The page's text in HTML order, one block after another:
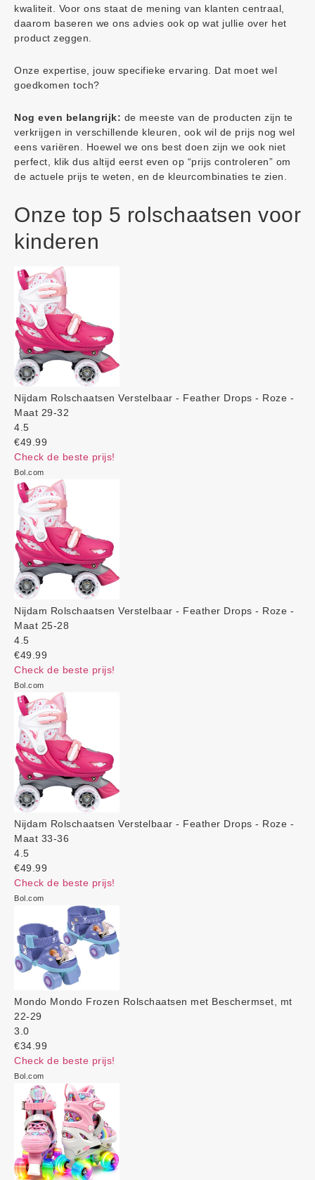
kwaliteit. Voor ons staat de mening van klanten centraal,
daarom baseren we ons advies ook op wat jullie over het
product zeggen.
Onze expertise, jouw specifieke ervaring. Dat moet wel
goedkomen toch?
Nog even belangrijk: de meeste van de producten zijn te
verkrijgen in verschillende kleuren, ook wil de prijs nog wel
eens variëren. Hoewel we ons best doen zijn we ook niet
perfect, klik dus altijd eerst even op “prijs controleren” om
de actuele prijs te weten, en de kleurcombinaties te zien.
Onze top 5 rolschaatsen voor
kinderen
Nijdam Rolschaatsen Verstelbaar - Feather Drops - Roze -
Maat 29-32
4.5
€49.99
Check de beste prijs!
Bol.com
Nijdam Rolschaatsen Verstelbaar - Feather Drops - Roze -
Maat 25-28
4.5
€49.99
Check de beste prijs!
Bol.com
Nijdam Rolschaatsen Verstelbaar - Feather Drops - Roze -
Maat 33-36
4.5
€49.99
Check de beste prijs!
Bol.com
Mondo Mondo Frozen Rolschaatsen met Beschermset, mt
22-29
3.0
€34.99
Check de beste prijs!
Bol.com